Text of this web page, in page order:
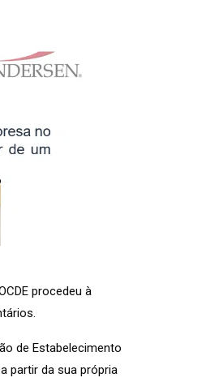
procedeu à
de Estabelecimento
partir da sua própria